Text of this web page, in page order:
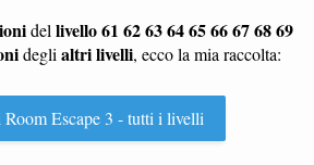
del livello 61 62 63 64 65 66 67 68 69
degli altri livelli, ecco la mia raccolta:
Escape 3 - tutti i livelli